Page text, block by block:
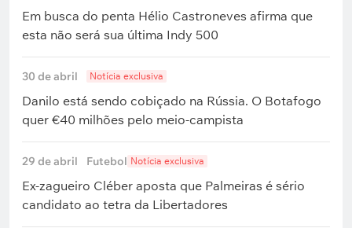
Em busca do penta Hélio Castroneves afirma que
esta não será sua última Indy 500
30 de abril Notícia exclusiva
Danilo está sendo cobiçado na Rússia. O Botafogo
quer €40 milhões pelo meio-campista
29 de abril Futebol Notícia exclusiva
Ex-zagueiro Cléber aposta que Palmeiras é sério
candidato ao tetra da Libertadores